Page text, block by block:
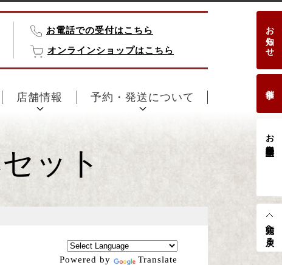
お電話での受付はこちら
オンラインショップはこちら
店舗情報 予約・発送について
お知らせ
お客様相談室
先頭へ戻る
ット
Powered by Translate